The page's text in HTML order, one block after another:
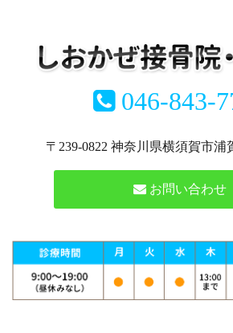
046-843-
〒239-0822 神奈川県横須賀市浦
お問い合わせ